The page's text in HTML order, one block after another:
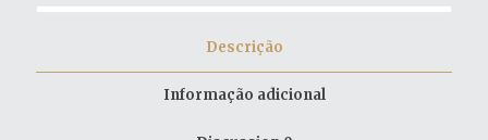
Descrição
Informação adicional